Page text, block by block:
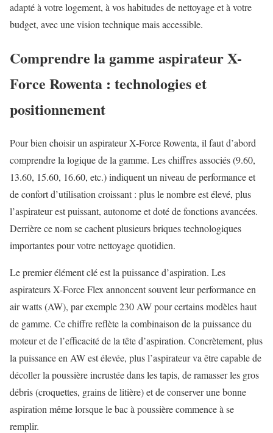
adapté à votre logement, à vos habitudes de nettoyage et à votre
budget, avec une vision technique mais accessible.
Comprendre la gamme aspirateur X-
Force Rowenta : technologies et
positionnement
Pour bien choisir un aspirateur X-Force Rowenta, il faut d’abord
comprendre la logique de la gamme. Les chiffres associés (9.60,
13.60, 15.60, 16.60, etc.) indiquent un niveau de performance et
de confort d’utilisation croissant : plus le nombre est élevé, plus
l’aspirateur est puissant, autonome et doté de fonctions avancées.
Derrière ce nom se cachent plusieurs briques technologiques
importantes pour votre nettoyage quotidien.
Le premier élément clé est la puissance d’aspiration. Les
aspirateurs X-Force Flex annoncent souvent leur performance en
air watts (AW), par exemple 230 AW pour certains modèles haut
de gamme. Ce chiffre reflète la combinaison de la puissance du
moteur et de l’efficacité de la tête d’aspiration. Concrètement, plus
la puissance en AW est élevée, plus l’aspirateur va être capable de
décoller la poussière incrustée dans les tapis, de ramasser les gros
débris (croquettes, grains de litière) et de conserver une bonne
aspiration même lorsque le bac à poussière commence à se
remplir.